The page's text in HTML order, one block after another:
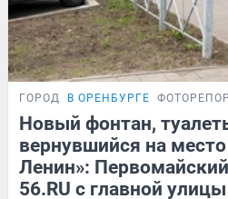
ГОРОД В ОРЕНБУРГЕ
Новый фонтан,
вернувшийся на
Ленин»:
56.RU с главной